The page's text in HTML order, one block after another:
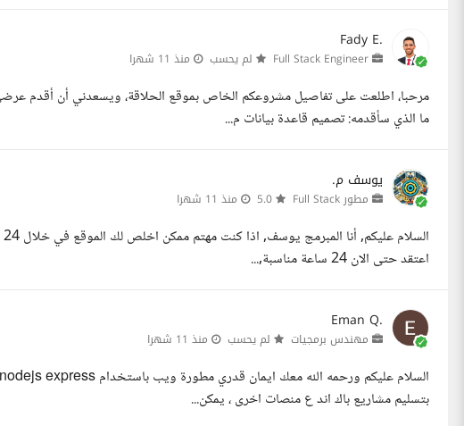
Fady E.
لم يحسب منذ 11 شهرا
ما الذي سأقدمه: تصميم قاعدة بيانات م...
يوسف م.
مطور Full Stack منذ 11 شهرا
اعتقد حتى الان 24 ساعة مناسبة,...
Eman Q.
مهندس برمجيات لم يحسب منذ 11 شهرا
بتسليم مشاريع باك اند ع منصات اخرى ، يمكن...